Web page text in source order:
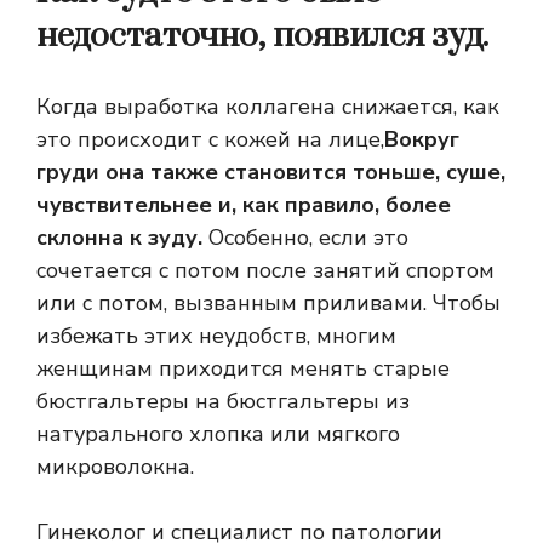
недостаточно, появился зуд.
Когда выработка коллагена снижается, как
это происходит с кожей на лице,Вокруг
груди она также становится тоньше, суше,
чувствительнее и, как правило, более
склонна к зуду. Особенно, если это
сочетается с потом после занятий спортом
или с потом, вызванным приливами. Чтобы
избежать этих неудобств, многим
женщинам приходится менять старые
бюстгальтеры на бюстгальтеры из
натурального хлопка или мягкого
микроволокна.
Гинеколог и специалист по патологии